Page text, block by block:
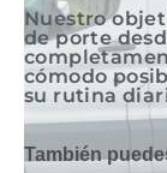
Nuestro
de porte
cómodo
su rutina
También